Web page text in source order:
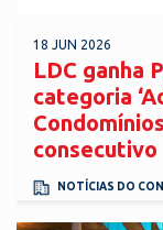
18 JUN 2026
LDC ganha
categoria
consecutivo
NOTÍCIAS DO